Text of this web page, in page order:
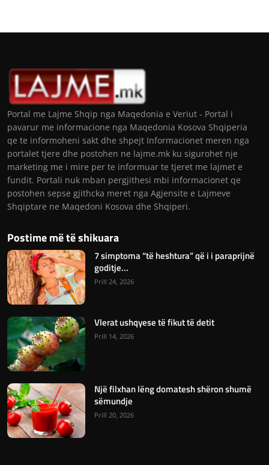
Portal me Lajme Shqip nga Maqedonia e Veriut - Portal i
pavarur me informacione nga Maqedonia Kosova Shqiperia
qe te informoheni sakt dhe shpejt Informacionet meren nga
portalet tjere dhe postohen ne lajme.mk ku sigurohet nje
marketing me i mire per te informuar te tjeret me lajmet e
fundit. Portali nuk mban pergjithesi mbi informacionet qe
postohen sepse gjithcka meret nga Agjensite e Lajmeve
Shqiptare ne Maqedoni Kosova dhe Shqiperi.
Postime më të shikuara
7 simptoma “të heshtura” që i i paraprijnë
goditje...
Prill 24, 2026
Vlerat ushqyese të fikut të detit
Prill 14, 2026
Një filxhan lëng domatesh shëron shumë
sëmundje
Prill 20, 2026